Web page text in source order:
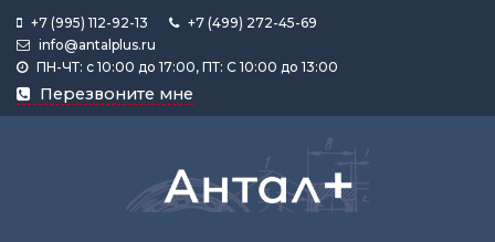
+7 (995) 112-92-13
+7 (499) 272-45-69
info@antalplus.ru
ПН-ЧТ: с 10:00 до 17:00, ПТ: С 10:00 до 13:00
Перезвоните мне
Каталог
продукции